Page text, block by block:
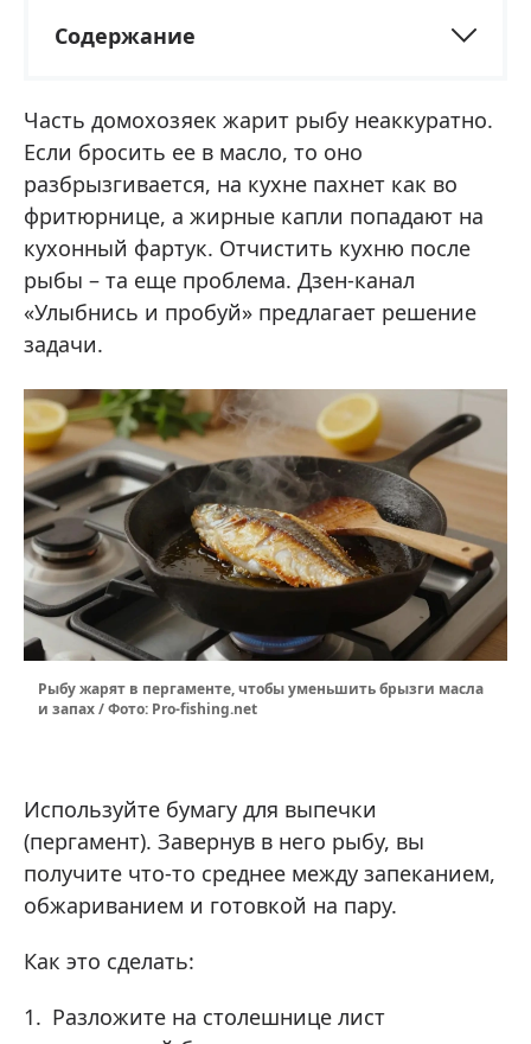
Содержание
Часть домохозяек жарит рыбу неаккуратно.
Если бросить ее в масло, то оно
разбрызгивается, на кухне пахнет как во
фритюрнице, а жирные капли попадают на
кухонный фартук. Отчистить кухню после
рыбы – та еще проблема. Дзен-канал
«Улыбнись и пробуй» предлагает решение
задачи.
Рыбу жарят в пергаменте, чтобы уменьшить брызги масла
и запах / Фото: Pro-fishing.net
Используйте бумагу для выпечки
(пергамент). Завернув в него рыбу, вы
получите что-то среднее между запеканием,
обжариванием и готовкой на пару.
Как это сделать:
Разложите на столешнице лист